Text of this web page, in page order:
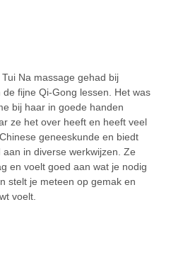
Na massage gehad bij
fijne Qi-Gong lessen. Het was
bij haar in goede handen
ze het over heeft en heeft veel
geneeskunde en biedt
in diverse werkwijzen. Ze
en voelt goed aan wat je nodig
stelt je meteen op gemak en
voelt.